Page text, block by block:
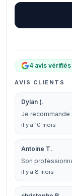
4 avis
AVIS CLIENTS
Dylan (.
Je recommande
il y a 10 mois
Antoine T.
Son
il y a 8 mois